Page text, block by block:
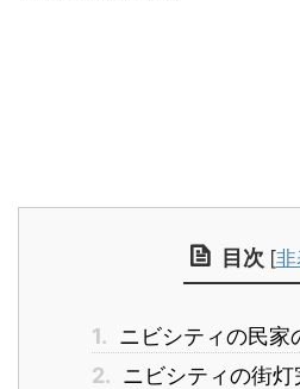
目次 [
1. ニビシティの民家
2. ニビシティの街